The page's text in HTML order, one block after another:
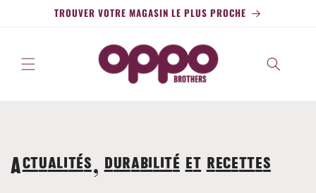
TROUVER VOTRE MAGASIN LE PLUS PROCHE
Actualités, durabilité et recettes